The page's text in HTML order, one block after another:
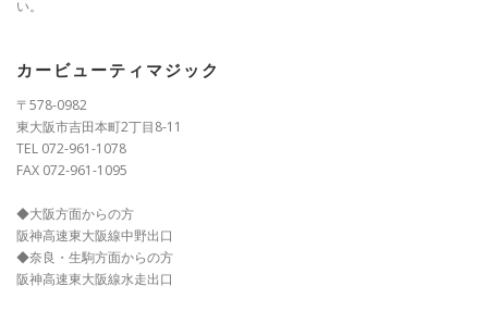
い。
カービューティマジック
〒578-0982
東大阪市吉田本町2丁目8-11
TEL 072-961-1078
FAX 072-961-1095
◆大阪方面からの方
阪神高速東大阪線中野出口
◆奈良・生駒方面からの方
阪神高速東大阪線水走出口